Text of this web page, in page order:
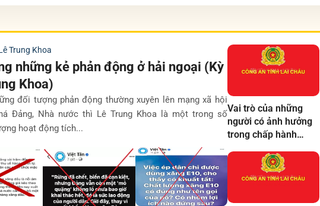
những kẻ phản động ở hải ngoại (Kỳ
Khoa)
đối tượng phản động thường xuyên lên mạng xã hội
Đảng, Nhà nước thì Lê Trung Khoa là một trong số
hoạt động tích...
Vai trò của những
người có ảnh hưởng
trong chấp hành